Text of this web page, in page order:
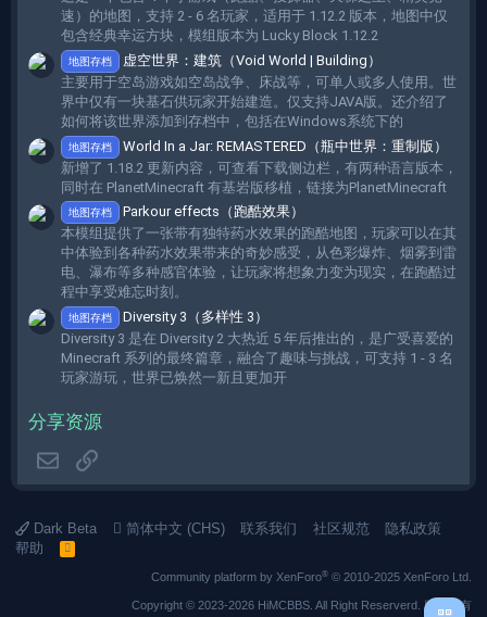
速）的地图，支持 2 - 6 名玩家，适用于 1.12.2 版本，地图中仅
包含经典幸运方块，模组版本为 Lucky Block 1.12.2
地图存档
虚空世界：建筑（Void World | Building）
主要用于空岛游戏如空岛战争、床战等，可单人或多人使用。世
界中仅有一块基石供玩家开始建造。仅支持JAVA版。还介绍了
如何将该世界添加到存档中，包括在Windows系统下的
地图存档
World In a Jar: REMASTERED（瓶中世界：重制版）
新增了 1.18.2 更新内容，可查看下载侧边栏，有两种语言版本，
同时在 PlanetMinecraft 有基岩版移植，链接为PlanetMinecraft
地图存档
Parkour effects（跑酷效果）
本模组提供了一张带有独特药水效果的跑酷地图，玩家可以在其
中体验到各种药水效果带来的奇妙感受，从色彩爆炸、烟雾到雷
电、瀑布等多种感官体验，让玩家将想象力变为现实，在跑酷过
程中享受难忘时刻。
地图存档
Diversity 3（多样性 3）
Diversity 3 是在 Diversity 2 大热近 5 年后推出的，是广受喜爱的
Minecraft 系列的最终篇章，融合了趣味与挑战，可支持 1 - 3 名
玩家游玩，世界已焕然一新且更加开
分享资源
邮箱 链接
Dark Beta 简体中文 (CHS) 联系我们 社区规范
隐私政策
帮助
R
Community platform by XenForo® © 2010-2025 XenForo Ltd.
Copyright © 2023-2026 HiMCBBS. All Right Reserverd. 版权所有